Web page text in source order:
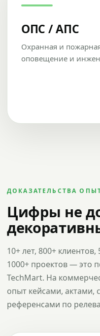
ОПС / АПС
Охранная и
оповещение и
ДОКАЗАТЕЛЬСТВА
Цифры не
10+ лет, 800+
1000+ проектов — это
TechMart. На
опыт кейсами, актами,
референсами по